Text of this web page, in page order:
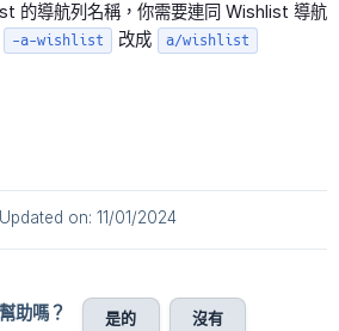
的導航列名稱，你需要連同 Wishlist 導航
-a-wishlist 改成 a/wishlist
Updated on: 11/01/2024
助嗎？ 是的 沒有